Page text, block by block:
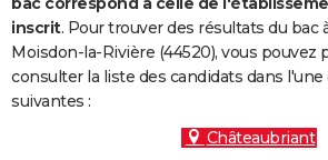
S'inscrire
Se connecter
Lycées
Collèges
Primaires
Universités
Entreprises
Service militaire
Avis de recherche
AVIS DE DÉCÈS
FORUM
inscrit. Pour trouver des résultats du bac
Moisdon-la-Rivière (44520), vous pouvez
consulter la liste des candidats dans
suivantes :
Châteaubriant